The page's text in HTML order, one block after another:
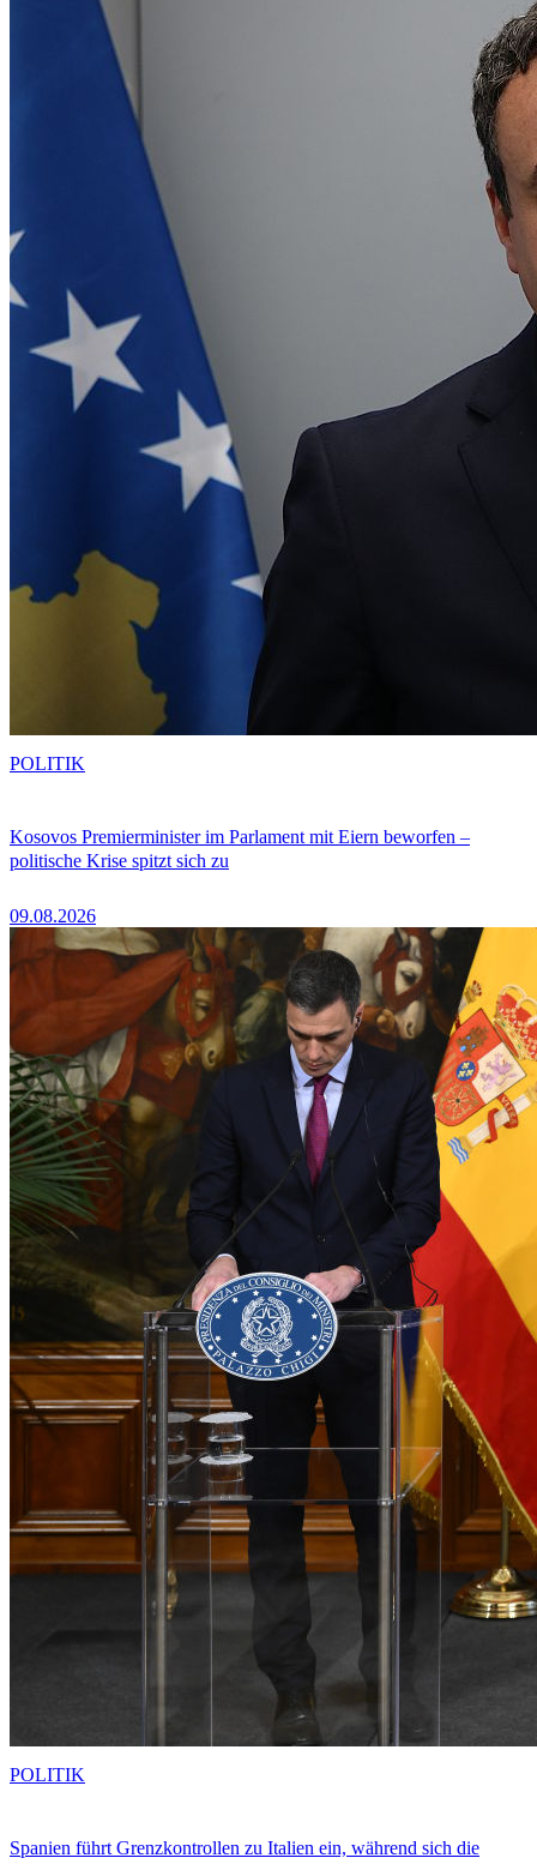
Kosovos Premierminister im Parlament mit Eiern beworfen –
politische Krise spitzt sich zu
09.08.2026
POLITIK
Spanien führt Grenzkontrollen zu Italien ein, während sich die
POLITIK